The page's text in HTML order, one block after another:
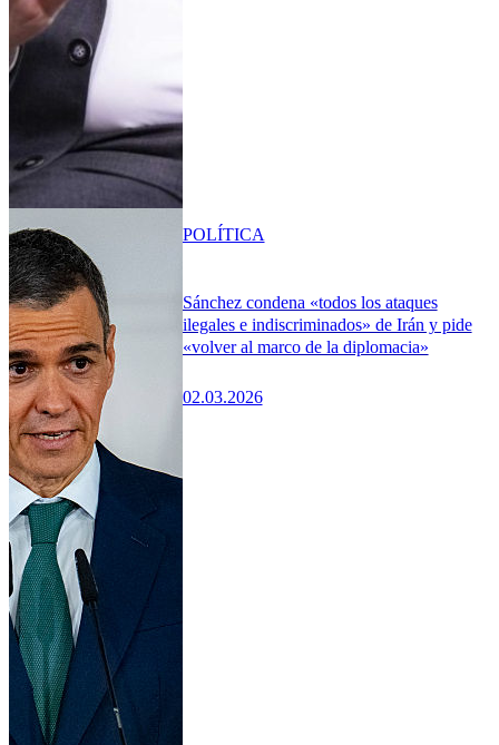
Sánchez condena «todos los ataques
ilegales e indiscriminados» de Irán y pide
«volver al marco de la diplomacia»
02.03.2026
POLÍTICA